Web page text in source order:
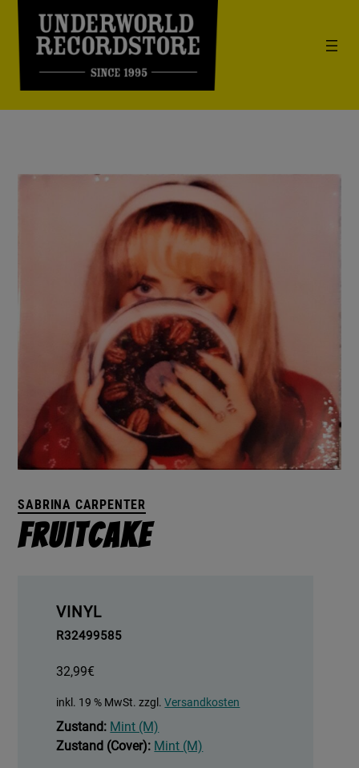
SABRINA CARPENTER
Fruitcake
VINYL
R32499585
32,99€
inkl. 19 % MwSt. zzgl.Versandkosten
Zustand: Mint (M)
Zustand (Cover): Mint (M)